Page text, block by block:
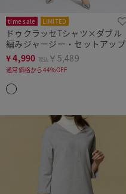
time sale LIMITED
ドゥクラッセTシャツ×ダブル
編みジャージー・セットアップ
¥4,990 税込 ￥5,489
通常価格から44%OFF